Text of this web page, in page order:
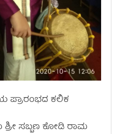
ಕಲಿಕ
ಶ್ರೀ ಸಬ್ಬಣ ಕೋಡಿ ರಾಮ